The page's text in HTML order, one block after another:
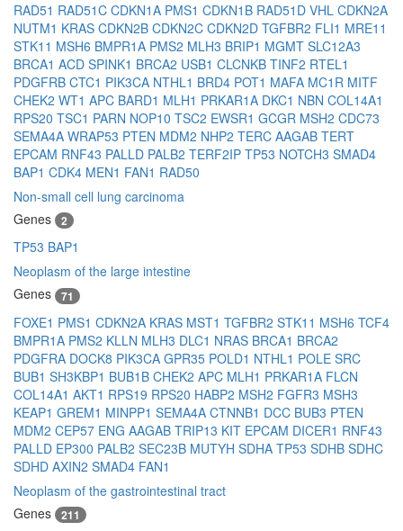
RAD51 RAD51C CDKN1A PMS1 CDKN1B RAD51D VHL CDKN2A
NUTM1 KRAS CDKN2B CDKN2C CDKN2D TGFBR2 FLI1 MRE11
STK11 MSH6 BMPR1A PMS2 MLH3 BRIP1 MGMT SLC12A3
BRCA1 ACD SPINK1 BRCA2 USB1 CLCNKB TINF2 RTEL1
PDGFRB CTC1 PIK3CA NTHL1 BRD4 POT1 MAFA MC1R MITF
CHEK2 WT1 APC BARD1 MLH1 PRKAR1A DKC1 NBN COL14A1
RPS20 TSC1 PARN NOP10 TSC2 EWSR1 GCGR MSH2 CDC73
SEMA4A WRAP53 PTEN MDM2 NHP2 TERC AAGAB TERT
EPCAM RNF43 PALLD PALB2 TERF2IP TP53 NOTCH3 SMAD4
BAP1 CDK4 MEN1 FAN1 RAD50
Non-small cell lung carcinoma
Genes
2
TP53 BAP1
Neoplasm of the large intestine
Genes
71
FOXE1 PMS1 CDKN2A KRAS MST1 TGFBR2 STK11 MSH6 TCF4
BMPR1A PMS2 KLLN MLH3 DLC1 NRAS BRCA1 BRCA2
PDGFRA DOCK8 PIK3CA GPR35 POLD1 NTHL1 POLE SRC
BUB1 SH3KBP1 BUB1B CHEK2 APC MLH1 PRKAR1A FLCN
COL14A1 AKT1 RPS19 RPS20 HABP2 MSH2 FGFR3 MSH3
KEAP1 GREM1 MINPP1 SEMA4A CTNNB1 DCC BUB3 PTEN
MDM2 CEP57 ENG AAGAB TRIP13 KIT EPCAM DICER1 RNF43
PALLD EP300 PALB2 SEC23B MUTYH SDHA TP53 SDHB SDHC
SDHD AXIN2 SMAD4 FAN1
Neoplasm of the gastrointestinal tract
Genes
211